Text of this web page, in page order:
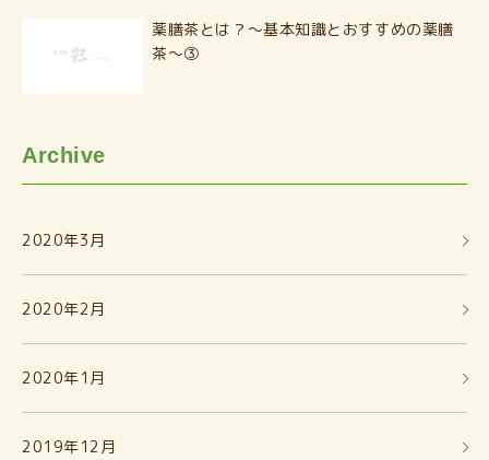
薬膳茶とは？〜基本知識とおすすめの薬膳
茶〜③
Archive
2020年3月
2020年2月
2020年1月
2019年12月